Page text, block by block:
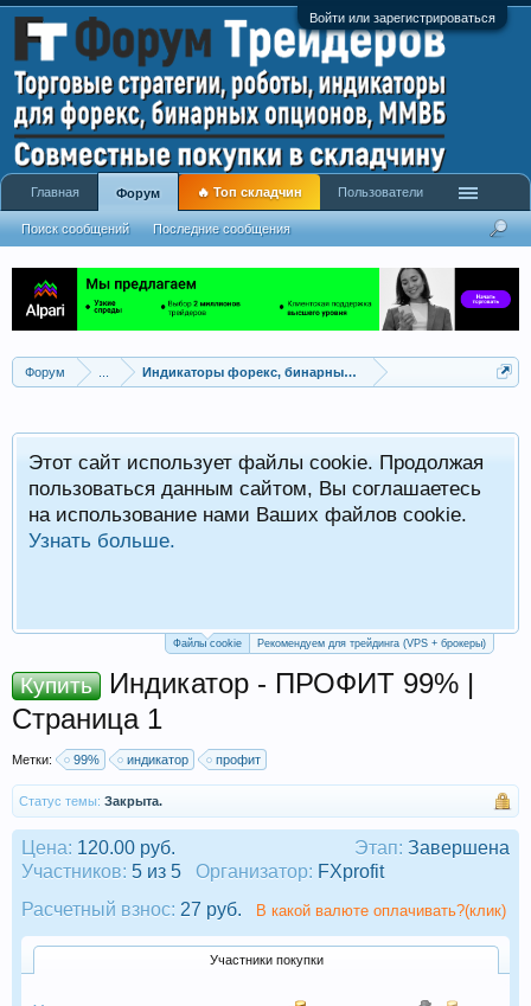
Войти или зарегистрироваться
Форум Индикаторы форекс, бинарных опционов, ММВБ
Этот сайт использует файлы cookie. Продолжая
пользоваться данным сайтом, Вы соглашаетесь
на использование нами Ваших файлов cookie.
Узнать больше.
Файлы cookie Рекомендуем для трейдинга (VPS + брокеры)
Купить
Индикатор - ПРОФИТ 99% |
Страница 1
Метки: 99% индикатор профит
Статус темы: Закрыта.
Этап: Завершена
Цена: 120.00 руб.
Участников: 5 из 5 Организатор: FXprofit
Расчетный взнос: 27 руб. В какой валюте оплачивать?(клик)
Участники покупки
Главная Форум
Поиск сообщений Последние сообщения
🔥 Топ складчин Пользователи